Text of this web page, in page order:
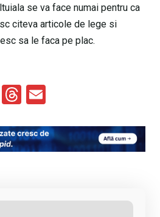
se va face numai pentru ca
citeva articole de lege si
sa le faca pe plac.
X
T
e
a
ail